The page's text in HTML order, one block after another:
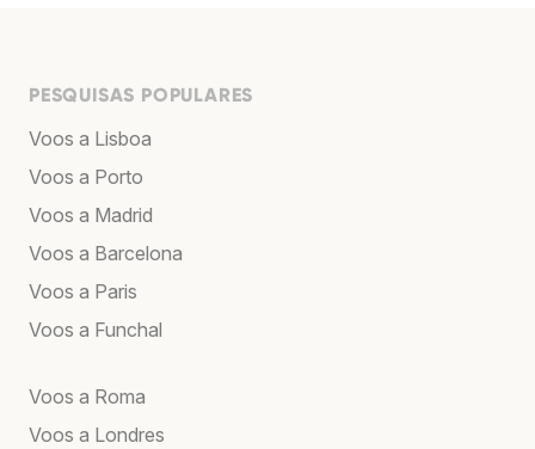
PESQUISAS POPULARES
Voos a Lisboa
Voos a Porto
Voos a Madrid
Voos a Barcelona
Voos a Paris
Voos a Funchal
Voos a Roma
Voos a Londres